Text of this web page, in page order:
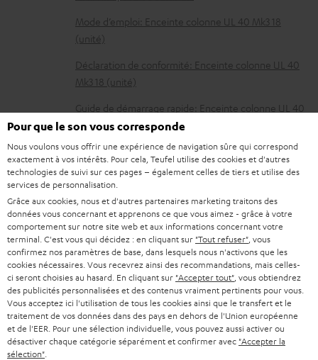
s
t
é
l
é
c
h
a
r
g
e
a
b
l
e
s
Mode d’emploi: Enceinte colonne UL 40 Mk3 18
(unité)
Déclaration de conformité: Enceinte colonne UL 40
Mk3 18 (unité)
Guide de démarrage rapide: Enceinte colonne UL 40
Mk3 18 (unité)
Livret de sécurité: Enceinte colonne UL 40 Mk3 18
(unité)
Déclaration de conformité: Enceinte centrale UL 40 C
Mk3 18
Mode d’emploi: Caisson de basses T 10
Déclaration de conformité: Caisson de basses T 10
Guide de démarrage rapide: Caisson de basses T 10
Livret de sécurité: Caisson de basses T 10
Pour que le son vous corresponde
Nous voulons vous offrir une expérience de navigation sûre qui correspond
exactement à vos intérêts. Pour cela, Teufel utilise des cookies et d'autres
technologies de suivi sur ces pages – également celles de tiers et utilise des
services de personnalisation.
Grâce aux cookies, nous et d'autres partenaires marketing traitons des
données vous concernant et apprenons ce que vous aimez - grâce à votre
comportement sur notre site web et aux informations concernant votre
terminal. C'est vous qui décidez : en cliquant sur "Tout refuser" , vous
confirmez nos paramètres de base, dans lesquels nous n'activons que les
cookies nécessaires. Vous recevrez ainsi des recommandations, mais celles-
ci seront choisies au hasard. En cliquant sur "Accepter tout" , vous obtiendrez
des publicités personnalisées et des contenus vraiment pertinents pour vous.
Vous acceptez ici l'utilisation de tous les cookies ainsi que le transfert et le
traitement de vos données dans des pays en dehors de l'Union européenne
et de l'EER. Pour une sélection individuelle, vous pouvez aussi activer ou
désactiver chaque catégorie séparément et confirmer avec "Accepter la
sélection"